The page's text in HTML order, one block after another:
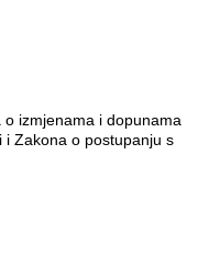
izmjenama i dopunama
Zakona o postupanju s